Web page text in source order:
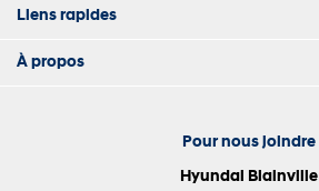
Pour nous joindre
Hyundai Blainville
Liens rapides
À propos